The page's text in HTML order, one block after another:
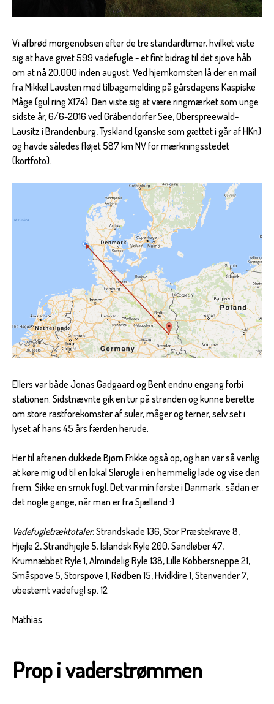
Vi afbrød morgenobsen efter de tre standardtimer, hvilket viste
sig at have givet 599 vadefugle - et fint bidrag til det sjove håb
om at nå 20.000 inden august. Ved hjemkomsten lå der en mail
fra Mikkel Lausten med tilbagemelding på gårsdagens Kaspiske
Måge (gul ring X174). Den viste sig at være ringmærket som unge
sidste år, 6/6-2016 ved Gräbendorfer See, Oberspreewald-
Lausitz i Brandenburg, Tyskland (ganske som gættet i går af HKn)
og havde således fløjet 587 km NV for mærkningsstedet
(kortfoto).
Ellers var både Jonas Gadgaard og Bent endnu engang forbi
stationen. Sidstnævnte gik en tur på stranden og kunne berette
om store rastforekomster af suler, måger og terner, selv set i
lyset af hans 45 års færden herude.
Her til aftenen dukkede Bjørn Frikke også op, og han var så venlig
at køre mig ud til en lokal Slørugle i en hemmelig lade og vise den
frem. Sikke en smuk fugl. Det var min første i Danmark.. sådan er
det nogle gange, når man er fra Sjælland :)
Vadefugletræktotaler: Strandskade 136, Stor Præstekrave 8,
Hjejle 2, Strandhjejle 5, Islandsk Ryle 200, Sandløber 47,
Krumnæbbet Ryle 1, Almindelig Ryle 138, Lille Kobbersneppe 21,
Småspove 5, Storspove 1, Rødben 15, Hvidklire 1, Stenvender 7,
ubestemt vadefugl sp. 12
Mathias
Prop i vaderstrømmen